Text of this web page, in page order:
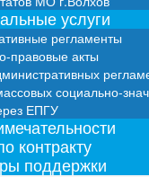
услуги
регламенты
правовые акты
социально-
ЕПГУ
контракту
поддержки